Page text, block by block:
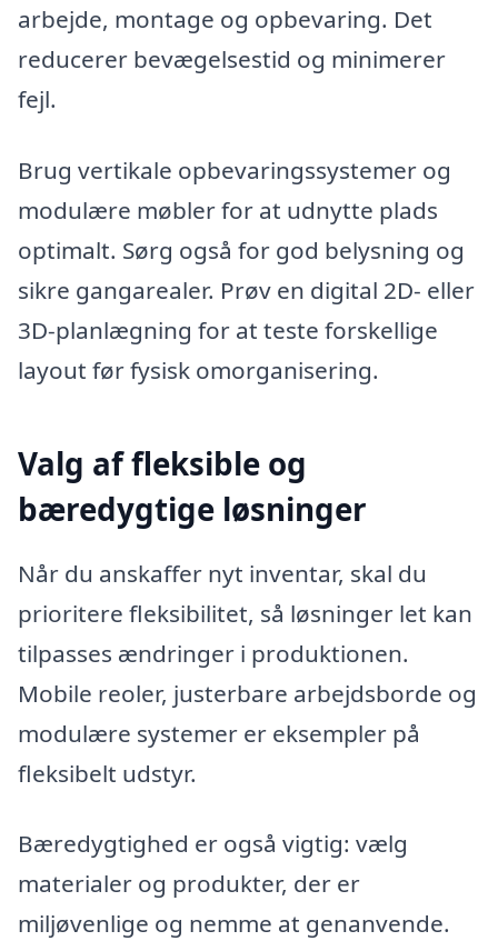
arbejde, montage og opbevaring. Det
reducerer bevægelsestid og minimerer
fejl.
Brug vertikale opbevaringssystemer og
modulære møbler for at udnytte plads
optimalt. Sørg også for god belysning og
sikre gangarealer. Prøv en digital 2D- eller
3D-planlægning for at teste forskellige
layout før fysisk omorganisering.
Valg af fleksible og
bæredygtige løsninger
Når du anskaffer nyt inventar, skal du
prioritere fleksibilitet, så løsninger let kan
tilpasses ændringer i produktionen.
Mobile reoler, justerbare arbejdsborde og
modulære systemer er eksempler på
fleksibelt udstyr.
Bæredygtighed er også vigtig: vælg
materialer og produkter, der er
miljøvenlige og nemme at genanvende.